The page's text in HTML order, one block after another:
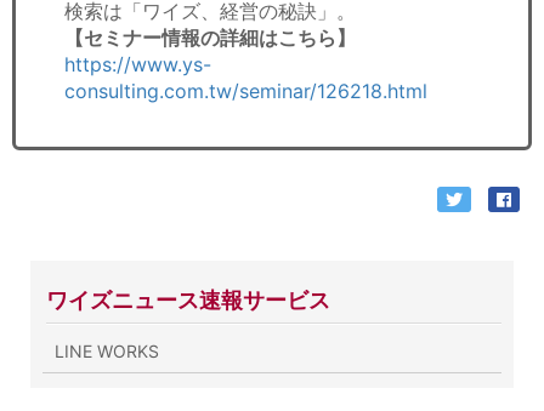
検索は「ワイズ、経営の秘訣」。
【セミナー情報の詳細はこちら】
https://www.ys-
consulting.com.tw/seminar/126218.html
ワイズニュース速報サービス
LINE WORKS